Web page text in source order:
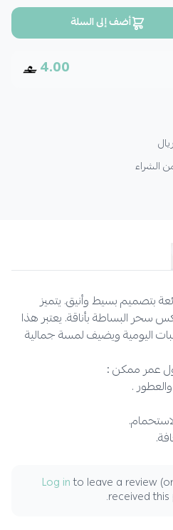
أضف إلى السلة
4.00
بتصميم بسيط وأنيق. يتميز
سحر البساطة بأناقة. يعتبر هذا
اليومية ويضيف لمسة جمالية
عمر ممكن :
.
Log into leave a review
received this